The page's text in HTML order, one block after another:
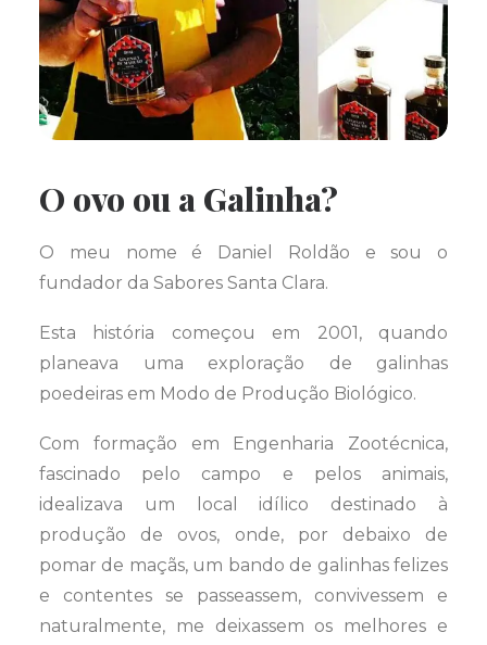
O ovo ou a Galinha?
O meu nome é Daniel Roldão e sou o
fundador da Sabores Santa Clara.
Esta história começou em 2001, quando
planeava uma exploração de galinhas
poedeiras em Modo de Produção Biológico.
Com formação em Engenharia Zootécnica,
fascinado pelo campo e pelos animais,
idealizava um local idílico destinado à
produção de ovos, onde, por debaixo de
pomar de maçãs, um bando de galinhas felizes
e contentes se passeassem, convivessem e
naturalmente, me deixassem os melhores e